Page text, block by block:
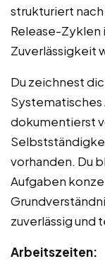
strukturiert
Release-Zyklen
Zuverlässigkeit
Du zeichnest
dokumentierst
vorhanden. Du
Aufgaben
zuverlässig und
Arbeitszeiten: